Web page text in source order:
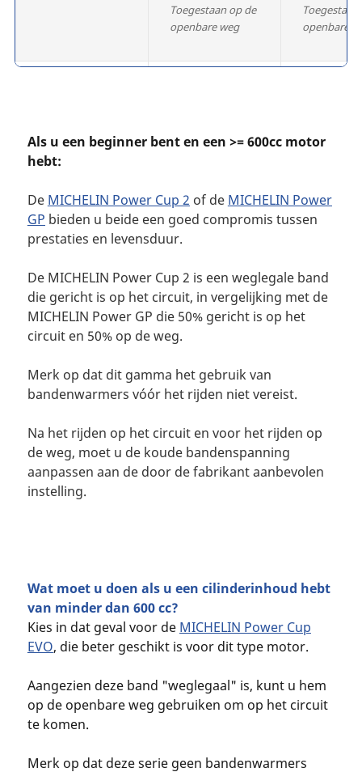
Toegestaan op de
openbare weg
openbare
Achterband
Als u een beginner bent en een >= 600cc motor
hebt:
De MICHELIN Power Cup 2 of de MICHELIN Power
GP bieden u beide een goed compromis tussen
prestaties en levensduur.
De MICHELIN Power Cup 2 is een weglegale band
die gericht is op het circuit, in vergelijking met de
MICHELIN Power GP die 50% gericht is op het
circuit en 50% op de weg.
Merk op dat dit gamma het gebruik van
bandenwarmers vóór het rijden niet vereist.
Na het rijden op het circuit en voor het rijden op
de weg, moet u de koude bandenspanning
aanpassen aan de door de fabrikant aanbevolen
instelling.
Wat moet u doen als u een cilinderinhoud hebt
van minder dan 600 cc?
Kies in dat geval voor de MICHELIN Power Cup
EVO, die beter geschikt is voor dit type motor.
Aangezien deze band "weglegaal" is, kunt u hem
op de openbare weg gebruiken om op het circuit
te komen.
Merk op dat deze serie geen bandenwarmers